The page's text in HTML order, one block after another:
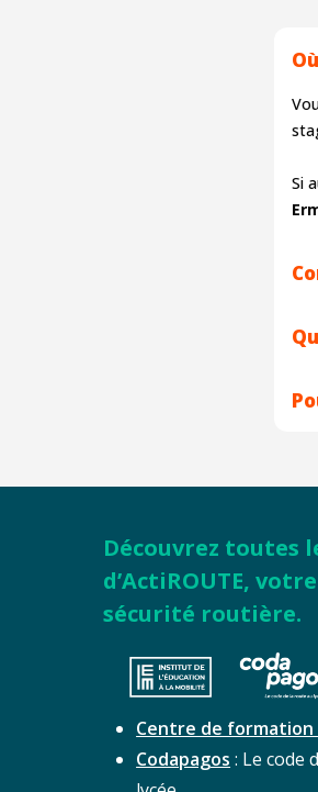
Si
Découvrez toutes
d’ActiROUTE,
sécurité routière.
Centre de
Codapagos : Le code